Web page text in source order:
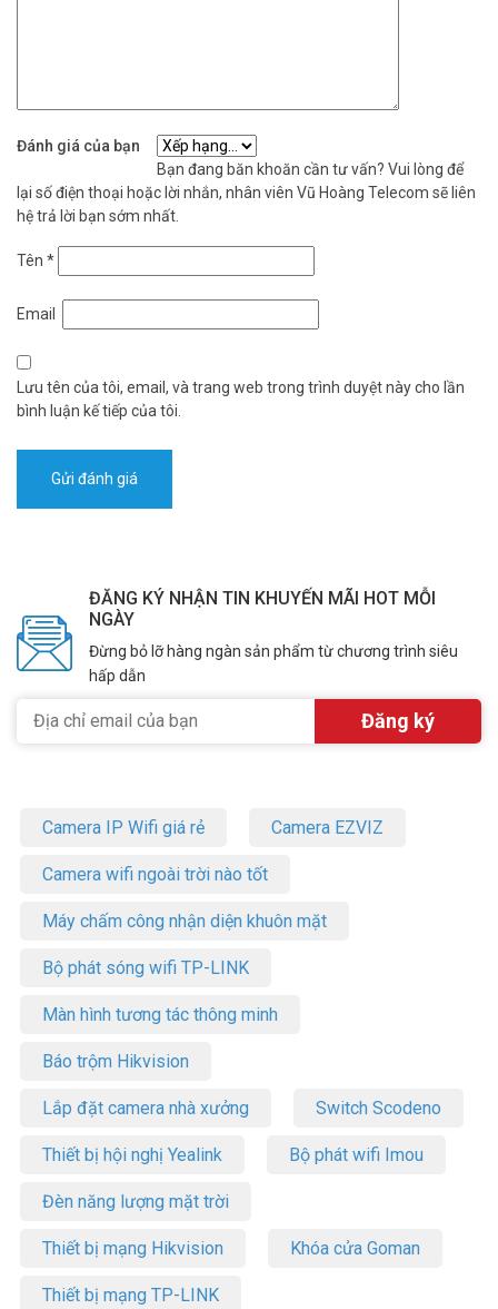
Đánh giá của bạn
Bạn đang băn khoăn cần tư vấn? Vui lòng để
lại số điện thoại hoặc lời nhắn, nhân viên Vũ Hoàng Telecom sẽ liên
hệ trả lời bạn sớm nhất.
Tên *
Email
Lưu tên của tôi, email, và trang web trong trình duyệt này cho lần
bình luận kế tiếp của tôi.
ĐĂNG KÝ NHẬN TIN KHUYẾN MÃI HOT MỖI
NGÀY
Đừng bỏ lỡ hàng ngàn sản phẩm từ chương trình siêu
hấp dẫn
Camera IP Wifi giá rẻ Camera EZVIZ
Camera wifi ngoài trời nào tốt
Máy chấm công nhận diện khuôn mặt
Bộ phát sóng wifi TP-LINK
Màn hình tương tác thông minh
Báo trộm Hikvision
Lắp đặt camera nhà xưởng Switch Scodeno
Thiết bị hội nghị Yealink Bộ phát wifi Imou
Đèn năng lượng mặt trời
Thiết bị mạng Hikvision Khóa cửa Goman
Thiết bị mạng TP-LINK